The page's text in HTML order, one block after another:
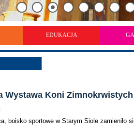
EDUKACJA
Wystawa Koni Zimnokrwistych
boisko sportowe w Starym Siole zamieniło